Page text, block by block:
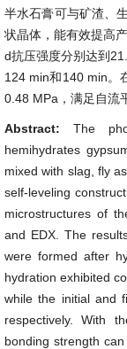
半水石膏可与矿渣、
状晶体，能有效提高
d抗压强度分别达到
124 min和140 min。
0.48 MPa，满足自流
Abstract: The
hemihydrates
mixed with slag, fly
self-leveling
microstructures of
and EDX. The
were formed after
hydration exhibited
while the initial and
respectively. With
bonding strength